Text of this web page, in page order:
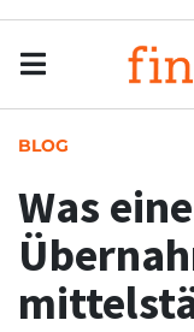
BLOG
Was